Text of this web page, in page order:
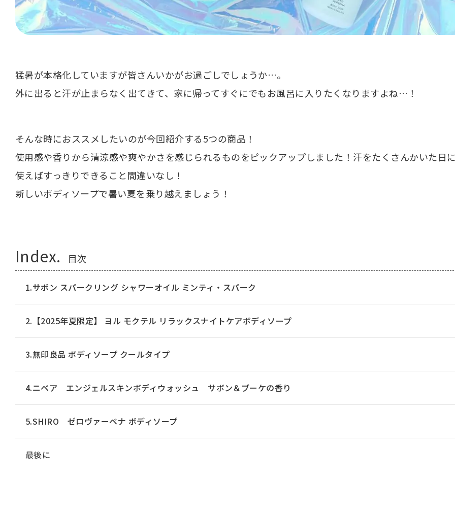
猛暑が本格化していますが皆さんいかがお過ごしでしょうか…。
外に出ると汗が止まらなく出てきて、家に帰ってすぐにでもお風呂に入りたくなりますよね…！
そんな時におススメしたいのが今回紹介する5つの商品！
使用感や香りから清涼感や爽やかさを感じられるものをピックアップしました！汗をたくさんかいた日
使えばすっきりできること間違いなし！
新しいボディソープで暑い夏を乗り越えましょう！
Index. 目次
1.サボン スパークリング シャワーオイル ミンティ・スパーク
2.【2025年夏限定】 ヨル モクテル リラックスナイトケアボディソープ
3.無印良品 ボディソープ クールタイプ
4.ニベア エンジェルスキンボディウォッシュ サボン＆ブーケの香り
5.SHIRO ゼロヴァーベナ ボディソープ
最後に